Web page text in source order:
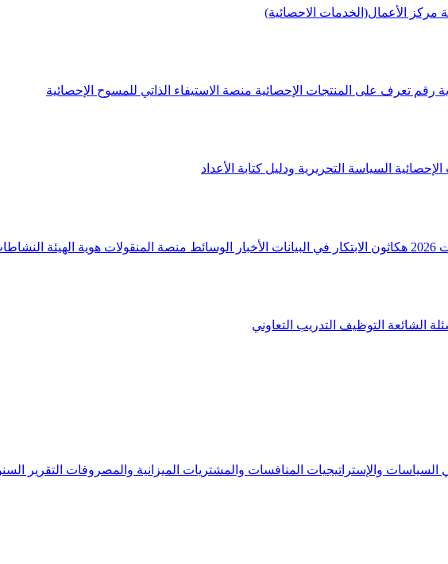
مركز الأعمال(الخدمات الاحصائية)
رقم تعرف على المنتجات الإحصائية منصة الاستيفاء الذاتي للمسوح الإحصائية
السياسة التحريرية ودليل كتابة الأعداد
هكاثون الابتكار في البيانات الأخبار الوسائط منصة المنقولات هوية الهيئة
الشائعة التوظيف التدريب التعاوني
السياسات والإستراتيجيات المنافسات والمشتريات الميزانية والمصروفات التقرير